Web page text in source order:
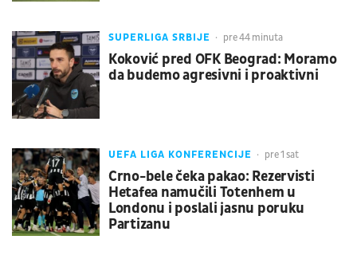
SUPERLIGA SRBIJE pre 44 minuta
Koković pred OFK Beograd: Moramo
da budemo agresivni i proaktivni
UEFA LIGA KONFERENCIJE pre 1 sat
Crno-bele čeka pakao: Rezervisti
Hetafea namučili Totenhem u
Londonu i poslali jasnu poruku
Partizanu